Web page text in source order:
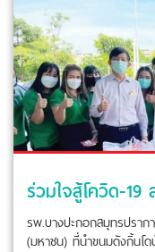
รพ.บางปะกอกสมุทรปร
(มหาชน) ที่นำขนมดังกิ้นโ